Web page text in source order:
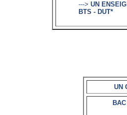
---> UN
BTS - DUT*
UN